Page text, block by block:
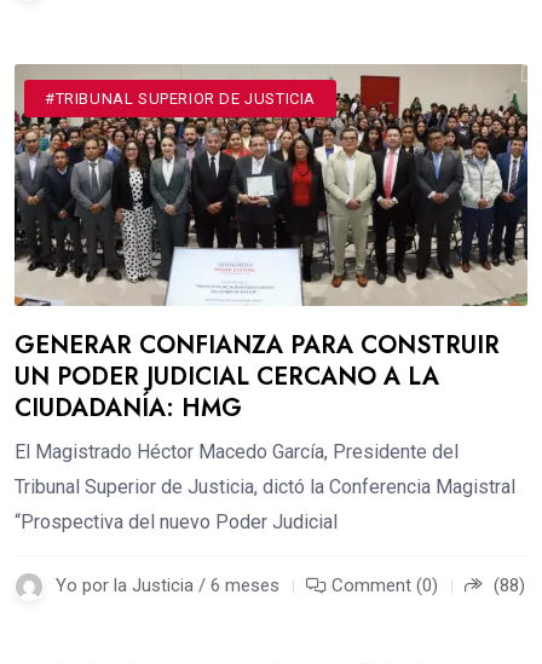
#TRIBUNAL SUPERIOR DE JUSTICIA
GENERAR CONFIANZA PARA CONSTRUIR
UN PODER JUDICIAL CERCANO A LA
CIUDADANÍA: HMG
El Magistrado Héctor Macedo García, Presidente del
Tribunal Superior de Justicia, dictó la Conferencia Magistral
“Prospectiva del nuevo Poder Judicial
Yo por la Justicia / 6 meses Comment (0) (88)